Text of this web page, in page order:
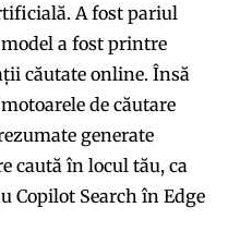
A fost pariul
a fost printre
căutate online. Însă
de căutare
generate
caută în locul tău, ca
Copilot Search în Edge